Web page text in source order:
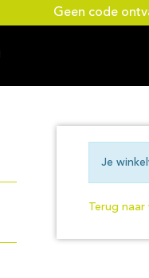
Geen code
Je
Terug naar